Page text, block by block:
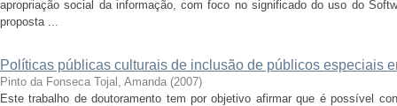
apropriação social da informação, com foco no significado do uso do
proposta ...
Políticas públicas culturais de inclusão de públicos especiais
Pinto da Fonseca Tojal, Amanda (2007)
Este trabalho de doutoramento tem por objetivo afirmar que é possível